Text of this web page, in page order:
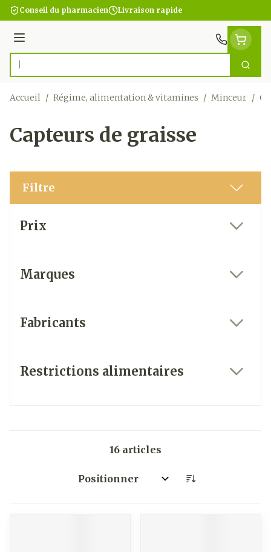
Aller au contenu
Conseil du pharmacien Livraison rapide
Menu
Rechercher
Accueil / Régime, alimentation & vitamines / Minceur /
Capteurs de graisse
Filtre
Prix
Marques
Fabricants
Restrictions alimentaires
16 articles
Trier par: